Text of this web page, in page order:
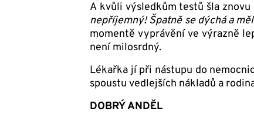
A kvůli výsledkům testů šla
nepříjemný! Špatně se dýchá a
momentě vyprávění ve výrazně
není milosrdný.
Lékařka jí při nástupu do
spoustu vedlejších nákladů a
DOBRÝ ANDĚL